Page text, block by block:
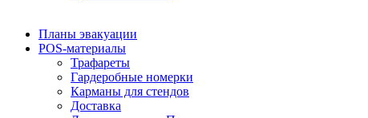
Планы эвакуации
POS-материалы
Трафареты
Гардеробные номерки
Карманы для стендов
Доставка